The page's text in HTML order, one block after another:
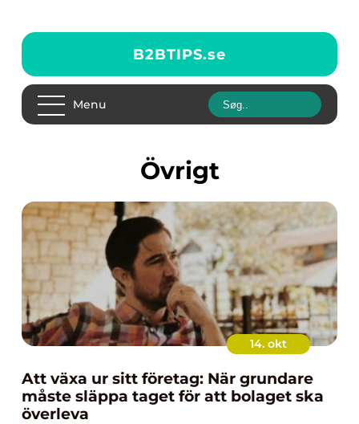
B2BTIPS.se
Menu
Övrigt
14. okt
Att växa ur sitt företag: När grundare
måste släppa taget för att bolaget ska
överleva